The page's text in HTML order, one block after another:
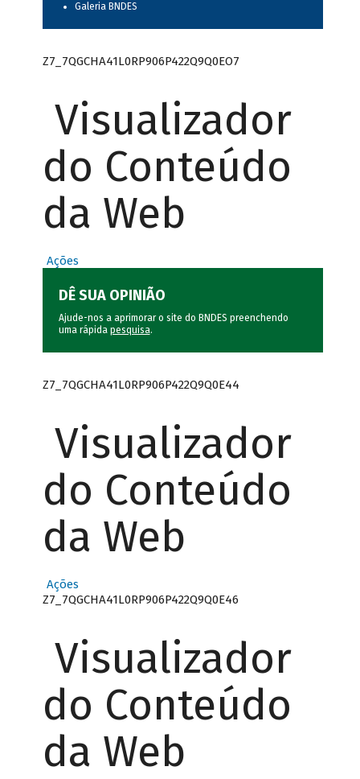
Galeria BNDES
Z7_7QGCHA41L0RP906P422Q9Q0EO7
Visualizador
do Conteúdo
da Web
Ações
DÊ SUA OPINIÃO
Ajude-nos a aprimorar o site do BNDES preenchendo
uma rápida pesquisa.
Z7_7QGCHA41L0RP906P422Q9Q0E44
Visualizador
do Conteúdo
da Web
Ações
Z7_7QGCHA41L0RP906P422Q9Q0E46
Visualizador
do Conteúdo
da Web